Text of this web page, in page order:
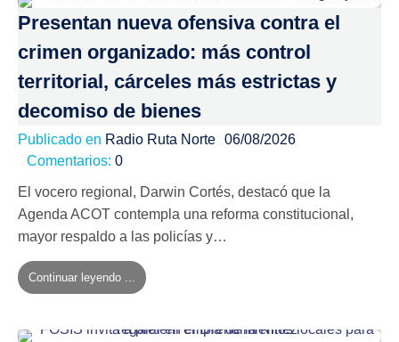
Presentan nueva ofensiva contra el
crimen organizado: más control
territorial, cárceles más estrictas y
decomiso de bienes
Publicado en Radio Ruta Norte 06/08/2026
Comentarios: 0
El vocero regional, Darwin Cortés, destacó que la
Agenda ACOT contempla una reforma constitucional,
mayor respaldo a las policías y…
Continuar leyendo ...